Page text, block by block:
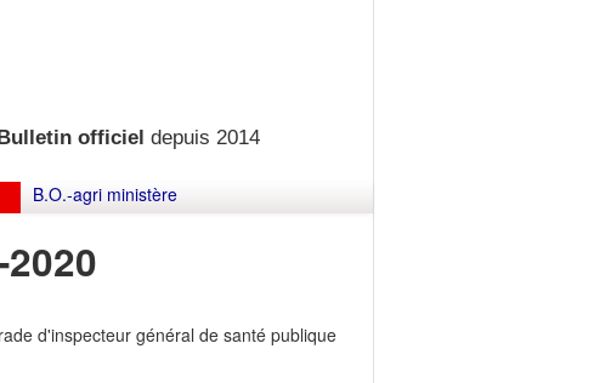
Bulletin officiel depuis 2014
B.O.-agri ministère
d'inspecteur général de santé publique